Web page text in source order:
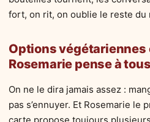
fort, on rit, on oublie le reste du
Options végétariennes
Rosemarie pense à
On ne le dira jamais assez :
pas s’ennuyer. Et Rosemarie le